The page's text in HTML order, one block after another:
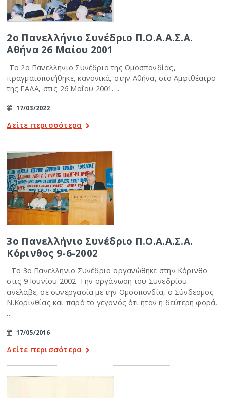
2ο Πανελλήνιο Συνέδριο Π.Ο.Α.Α.Σ.Α.
Αθήνα 26 Μαίου 2001
Το 2ο Πανελλήνιο Συνέδριο της Ομοσπονδίας,
πραγματοποιήθηκε, κανονικά, στην Αθήνα, στο Αμφιθέατρο
της ΓΑΔΑ, στις 26 Μαΐου 2001. ...
17/03/2022
Δείτε περισσότερα
3ο Πανελλήνιο Συνέδριο Π.Ο.Α.Α.Σ.Α.
Κόρινθος 9-6-2002
Το 3ο Πανελλήνιο Συνέδριο οργανώθηκε στην Κόρινθο
στις 9 Ιουνίου 2002. Την οργάνωση του Συνεδρίου
ανέλαβε, σε συνεργασία με την Ομοσπονδία, ο Σύνδεσμος
Ν.Κορινθίας και παρά το γεγονός ότι ήταν η δεύτερη φορά,
...
17/05/2016
Δείτε περισσότερα